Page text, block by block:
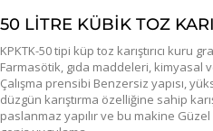
50 LİTRE KÜBİK TOZ
KPKTK-50 tipi küp toz karıştırıcı kuru
Farmasötik, gıda maddeleri,
Çalışma prensibi Benzersiz yapısı,
düzgün karıştırma özelliğine sahip
paslanmaz yapılır ve bu makine